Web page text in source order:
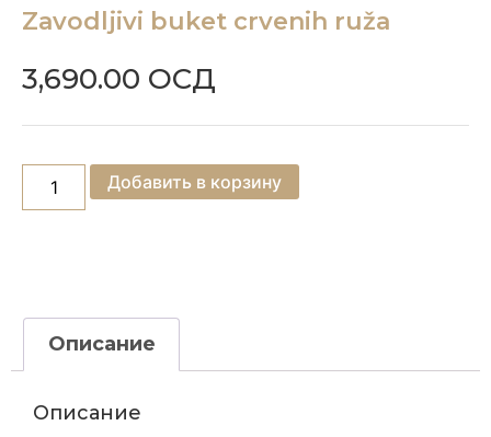
Zavodljivi buket crvenih ruža
3,690.00 ОСД
Добавить в корзину
Описание
Описание